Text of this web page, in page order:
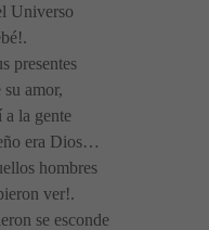
Universo
presentes
su amor,
a la gente
era Dios…
hombres
ver!.
se esconde